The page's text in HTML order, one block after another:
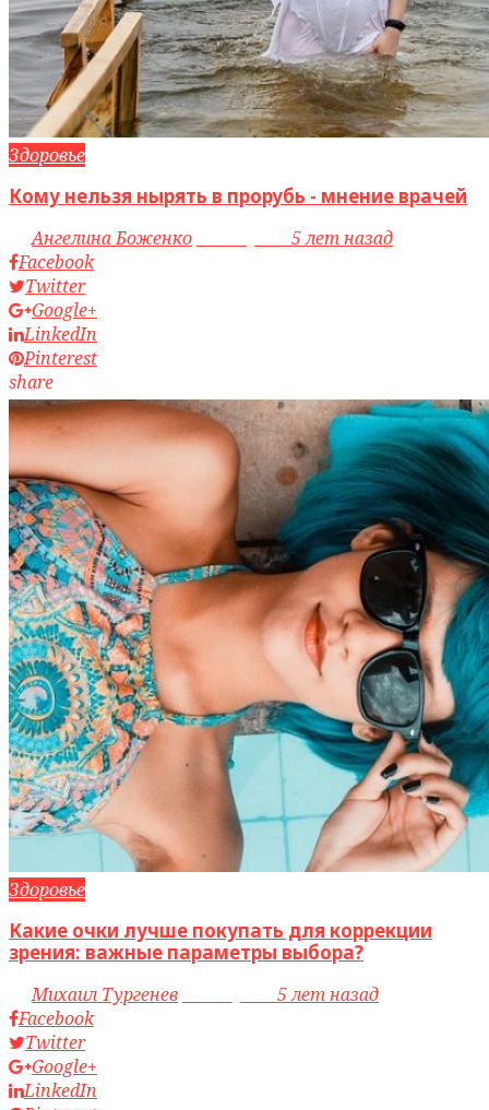
Здоровье
Кому нельзя нырять в прорубь - мнение врачей
byАнгелина Боженко
5 лет назад
Facebook
Twitter
Google+
LinkedIn
Pinterest
share
Здоровье
Какие очки лучше покупать для коррекции
зрения: важные параметры выбора?
byМихаил Тургенев
5 лет назад
Facebook
Twitter
Google+
LinkedIn